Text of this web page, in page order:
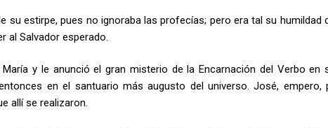
su estirpe, pues no ignoraba las profecías; pero era tal su humildad
al Salvador esperado.
y le anunció el gran misterio de la Encarnación del Verbo en
en el santuario más augusto del universo. José, empero,
allí se realizaron.